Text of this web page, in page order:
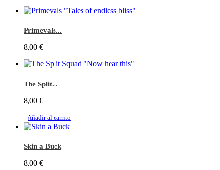
Primevals...
8,00 €
The Split...
8,00 €
Añadir al carrito
Skin a Buck
8,00 €